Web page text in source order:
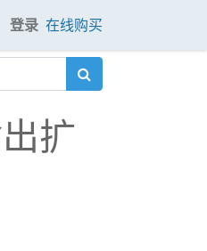
登录 在线购买
扩